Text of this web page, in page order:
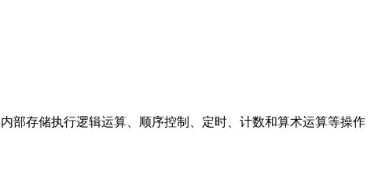
部存储执行逻辑运算、顺序控制、定时、计数和算术运算等操作